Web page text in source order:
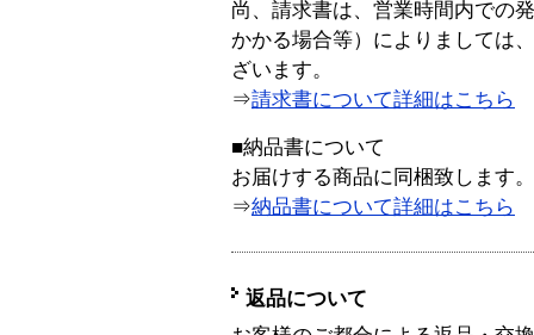
尚、請求書は、営業時間内での
かかる場合等）によりましては
ざいます。
⇒請求書について詳細はこちら
■納品書について
お届けする商品に同梱致します。
⇒納品書について詳細はこちら
返品について